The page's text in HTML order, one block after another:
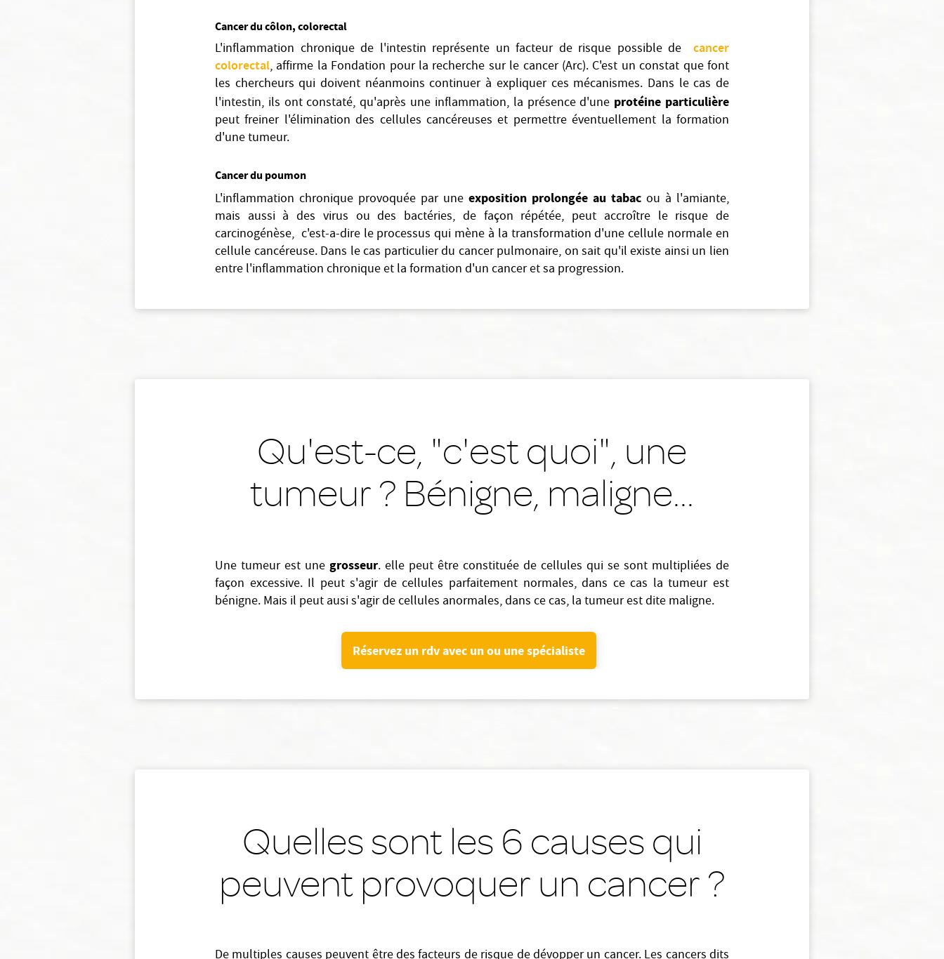
Cancer du côlon, colorectal
L'inflammation chronique de l'intestin représente un facteur de risque possible de
cancer
colorectal, affirme la Fondation pour la recherche sur le cancer (Arc). C'est un constat que font
les chercheurs qui doivent néanmoins continuer à expliquer ces mécanismes. Dans le cas de
l'intestin, ils ont constaté, qu'après une inflammation, la présence d'une protéine particulière
peut freiner l'élimination des cellules cancéreuses et permettre éventuellement la formation
d'une tumeur.
Cancer du poumon
L'inflammation chronique provoquée par une exposition prolongée au tabac ou à l'amiante,
mais aussi à des virus ou des bactéries, de façon répétée, peut accroître le risque de
carcinogénèse, c'est-a-dire le processus qui mène à la transformation d'une cellule normale en
cellule cancéreuse. Dans le cas particulier du cancer pulmonaire, on sait qu'il existe ainsi un lien
entre l'inflammation chronique et la formation d'un cancer et sa progression.
Qu'est-ce, "c'est quoi", une
tumeur ? Bénigne, maligne...
Une tumeur est une grosseur. elle peut être constituée de cellules qui se sont multipliées de
façon excessive. Il peut s'agir de cellules parfaitement normales, dans ce cas la tumeur est
bénigne. Mais il peut ausi s'agir de cellules anormales, dans ce cas, la tumeur est dite maligne.
Réservez un rdv avec un ou une spécialiste
Quelles sont les 6 causes qui
peuvent provoquer un cancer ?